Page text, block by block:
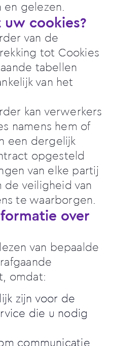
en gelezen.
cookies?
van de
tot Cookies
tabellen
van het
kan verwerkers
namens hem of
een dergelijk
opgesteld
van elke partij
veiligheid van
te waarborgen.
over
van bepaalde
omdat:
zijn voor de
die u nodig
communicatie